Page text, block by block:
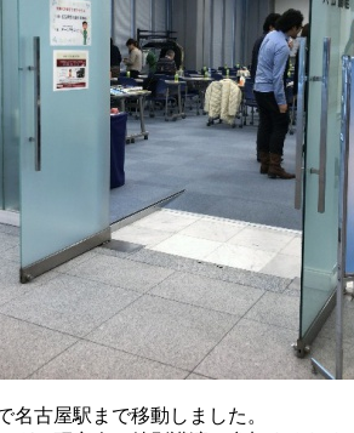
名古屋駅まで移動しました。